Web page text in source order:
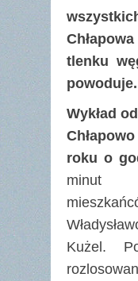
tlenku
powoduje.
Wykład
roku o
minut
Kużel.